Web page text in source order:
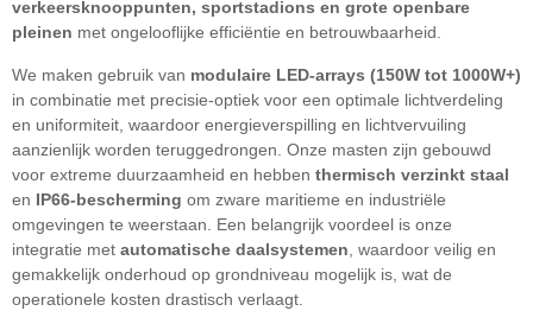
verkeersknooppunten, sportstadions en grote openbare
pleinen met ongelooflijke efficiëntie en betrouwbaarheid.
We maken gebruik van modulaire LED-arrays (150W tot 1000W+)
in combinatie met precisie-optiek voor een optimale lichtverdeling
en uniformiteit, waardoor energieverspilling en lichtvervuiling
aanzienlijk worden teruggedrongen. Onze masten zijn gebouwd
voor extreme duurzaamheid en hebben thermisch verzinkt staal
en IP66-bescherming om zware maritieme en industriële
omgevingen te weerstaan. Een belangrijk voordeel is onze
integratie met automatische daalsystemen , waardoor veilig en
gemakkelijk onderhoud op grondniveau mogelijk is, wat de
operationele kosten drastisch verlaagt.